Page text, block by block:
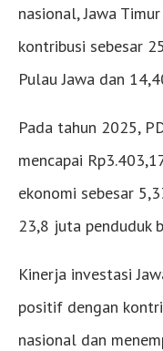
nasional, Jawa
kontribusi sebesar
Pulau Jawa dan
Pada tahun 2025,
mencapai
ekonomi sebesar
23,8 juta penduduk
Kinerja investasi
positif dengan
nasional dan